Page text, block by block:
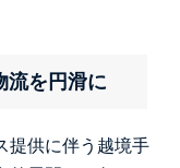
流を円滑に
提供に伴う越境手